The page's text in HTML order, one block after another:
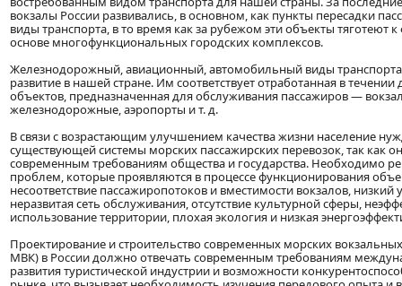
вокзалы России развивались, в основном, как пункты пересадки
виды транспорта, в то время как за рубежом эти объекты тяготеют
основе многофункциональных городских комплексов.
Железнодорожный, авиационный, автомобильный виды
развитие в нашей стране. Им соответствует отработанная в течении
объектов, предназначенная для обслуживания пассажиров —
железнодорожные, аэропорты и т. д.
В связи с возрастающим улучшением качества жизни население
существующей системы морских пассажирских перевозок, так как
современным требованиям общества и государства. Необходимо
проблем, которые проявляются в процессе функционирования
несоответствие пассажиропотоков и вместимости вокзалов,
неразвитая сеть обслуживания, отсутствие культурной сферы,
использование территории, плохая экология и низкая
Проектирование и строительство современных морских
МВК) в России должно отвечать современным требованиям
развития туристической индустрии и возможности